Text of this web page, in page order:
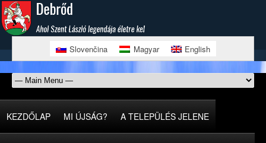
Slovenčina Magyar English
KEZDŐLAP MI ÚJSÁG? A TELEPÜLÉS JELENE